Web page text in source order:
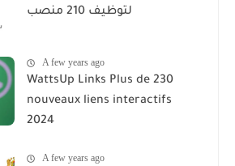
لتوظيف 210 منصب
A few years ago
WattsUp Links Plus de 230
nouveaux liens interactifs
2024
A few years ago